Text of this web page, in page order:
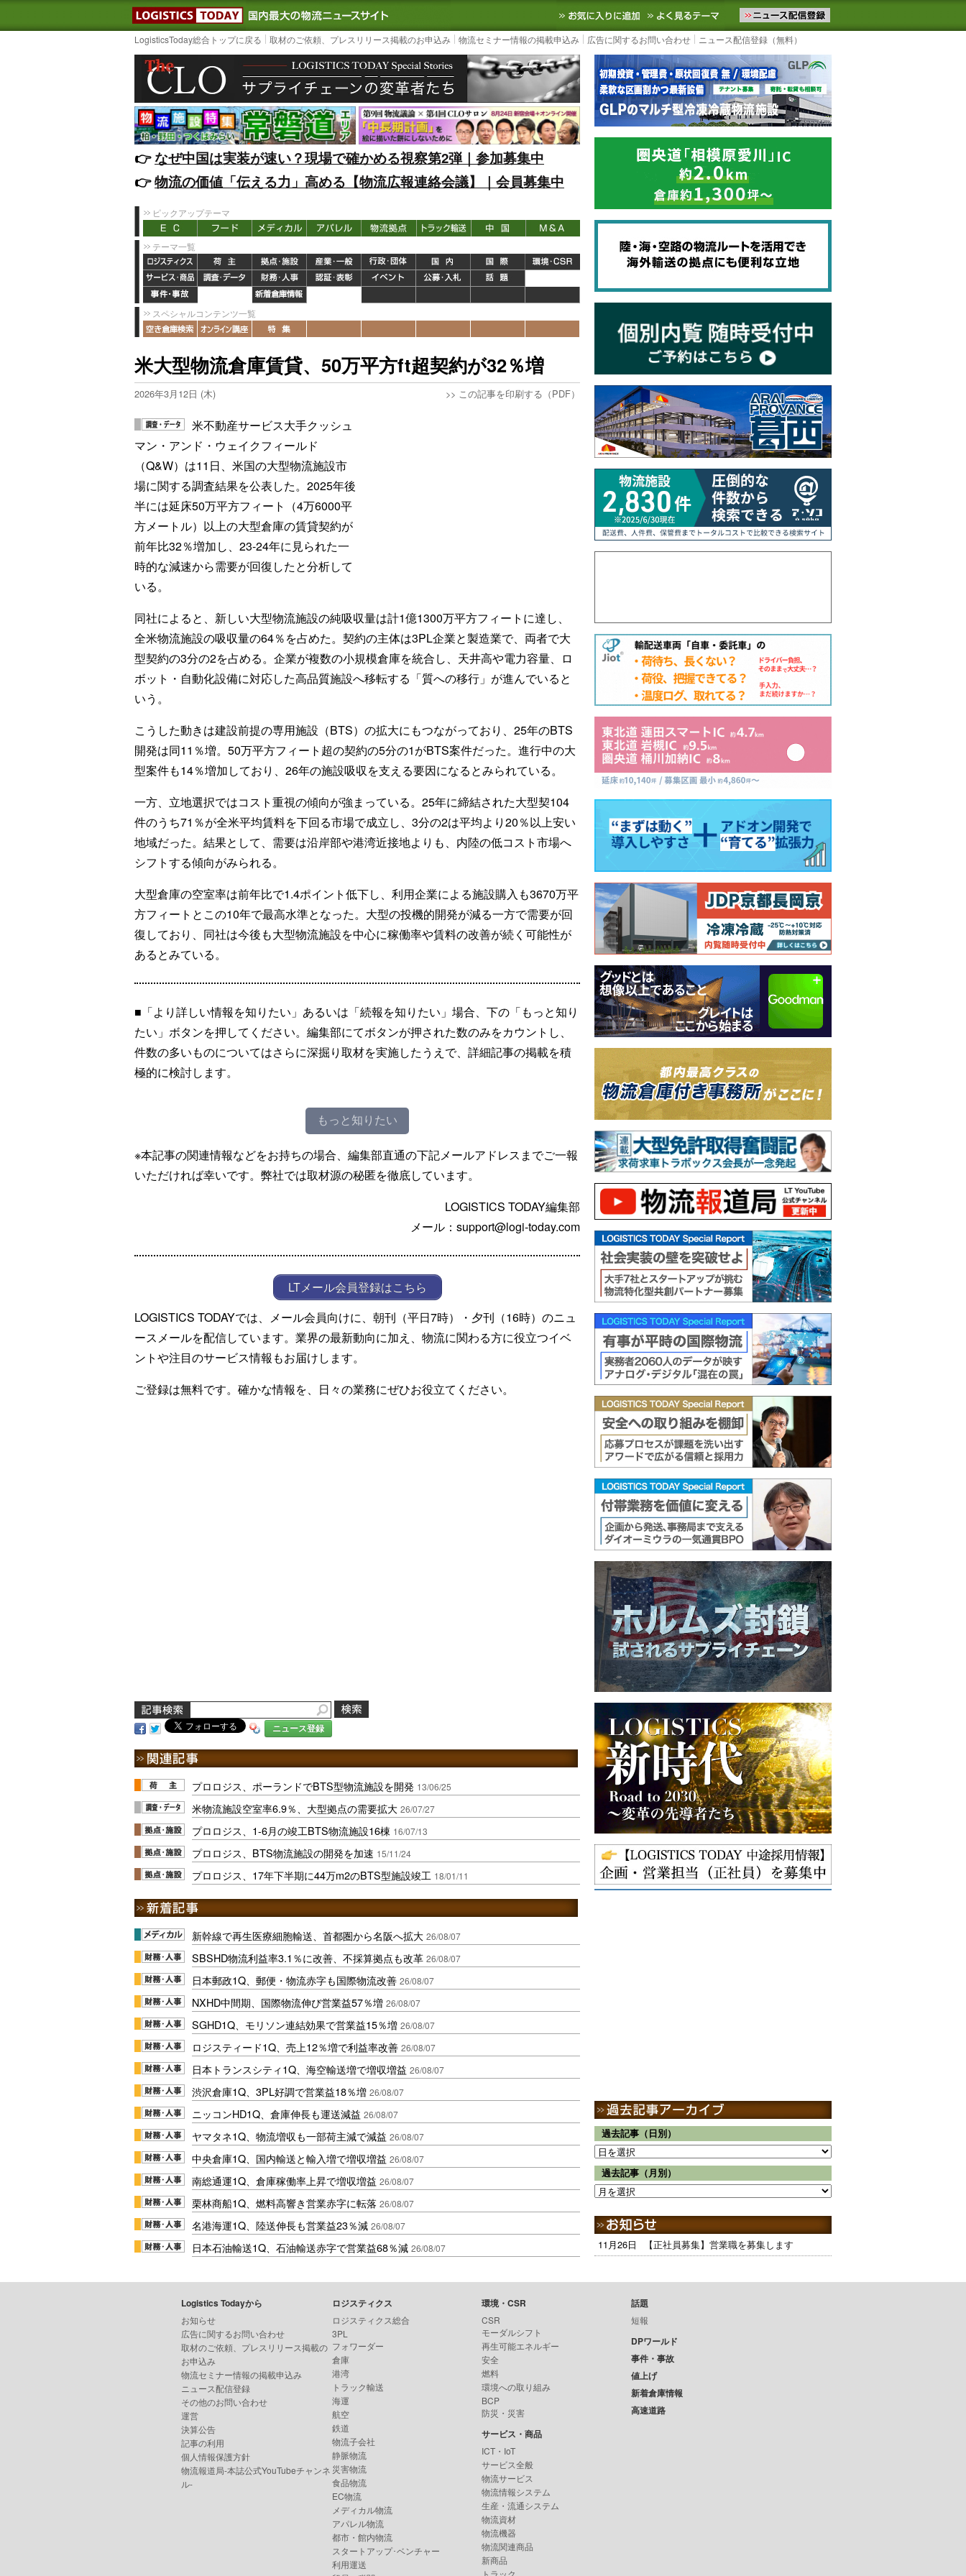
LOGISTICS TODAY｜国内最大の物流ニュースサイト3PL, SCMなど国内外の最新の物流ニュースをお届けします。物流ニュースメール配信を登録す
お気に入りに追加 よく見るテーマ
LogisticsToday総合トップに戻る 取材のご依頼、プレスリリース掲載のお申込み 物流セミナー情報の掲載申込み 広告に関するお問い合わせ ニュース配信登録（無料）
👉️なぜ中国は実装が速い？現場で確かめる視察第2弾｜参加募集中
👉️物流の価値「伝える力」高める【物流広報連絡会議】｜会員募集中
ピックアップテーマ
テーマ一覧
スペシャルコンテンツ一覧
米大型物流倉庫賃貸、50万平方ft超契約が32％増
2026年3月12日 (木) >> この記事を印刷する（PDF）
米不動産サービス大手クッシュ
マン・アンド・ウェイクフィールド
（Q&W）は11日、米国の大型物流施設市
場に関する調査結果を公表した。2025年後
半には延床50万平方フィート（4万6000平
方メートル）以上の大型倉庫の賃貸契約が
前年比32％増加し、23-24年に見られた一
時的な減速から需要が回復したと分析して
いる。
同社によると、新しい大型物流施設の純吸収量は計1億1300万平方フィートに達し、
全米物流施設の吸収量の64％を占めた。契約の主体は3PL企業と製造業で、両者で大
型契約の3分の2を占める。企業が複数の小規模倉庫を統合し、天井高や電力容量、ロ
ボット・自動化設備に対応した高品質施設へ移転する「質への移行」が進んでいると
いう。
こうした動きは建設前提の専用施設（BTS）の拡大にもつながっており、25年のBTS
開発は同11％増。50万平方フィート超の契約の5分の1がBTS案件だった。進行中の大
型案件も14％増加しており、26年の施設吸収を支える要因になるとみられている。
一方、立地選択ではコスト重視の傾向が強まっている。25年に締結された大型契104
件のうち71％が全米平均賃料を下回る市場で成立し、3分の2は平均より20％以上安い
地域だった。結果として、需要は沿岸部や港湾近接地よりも、内陸の低コスト市場へ
シフトする傾向がみられる。
大型倉庫の空室率は前年比で1.4ポイント低下し、利用企業による施設購入も3670万平
方フィートとこの10年で最高水準となった。大型の投機的開発が減る一方で需要が回
復しており、同社は今後も大型物流施設を中心に稼働率や賃料の改善が続く可能性が
あるとみている。
■「より詳しい情報を知りたい」あるいは「続報を知りたい」場合、下の「もっと知り
たい」ボタンを押してください。編集部にてボタンが押された数のみをカウントし、
件数の多いものについてはさらに深掘り取材を実施したうえで、詳細記事の掲載を積
極的に検討します。
もっと知りたい
※本記事の関連情報などをお持ちの場合、編集部直通の下記メールアドレスまでご一報
いただければ幸いです。弊社では取材源の秘匿を徹底しています。
LOGISTICS TODAY編集部
メール：support@logi-today.com
LTメール会員登録はこちら
LOGISTICS TODAYでは、メール会員向けに、朝刊（平日7時）・夕刊（16時）のニュ
ースメールを配信しています。業界の最新動向に加え、物流に関わる方に役立つイベ
ントや注目のサービス情報もお届けします。
ご登録は無料です。確かな情報を、日々の業務にぜひお役立てください。
ニュース登録
プロロジス、ポーランドでBTS型物流施設を開発 13/06/25
米物流施設空室率6.9％、大型拠点の需要拡大 26/07/27
プロロジス、1-6月の竣工BTS物流施設16棟 16/07/13
プロロジス、BTS物流施設の開発を加速 15/11/24
プロロジス、17年下半期に44万m2のBTS型施設竣工 18/01/11
新幹線で再生医療細胞輸送、首都圏から名阪へ拡大 26/08/07
SBSHD物流利益率3.1％に改善、不採算拠点も改革 26/08/07
日本郵政1Q、郵便・物流赤字も国際物流改善 26/08/07
NXHD中間期、国際物流伸び営業益57％増 26/08/07
SGHD1Q、モリソン連結効果で営業益15％増 26/08/07
ロジスティード1Q、売上12％増で利益率改善 26/08/07
日本トランスシティ1Q、海空輸送増で増収増益 26/08/07
渋沢倉庫1Q、3PL好調で営業益18％増 26/08/07
ニッコンHD1Q、倉庫伸長も運送減益 26/08/07
ヤマタネ1Q、物流増収も一部荷主減で減益 26/08/07
中央倉庫1Q、国内輸送と輸入増で増収増益 26/08/07
南総通運1Q、倉庫稼働率上昇で増収増益 26/08/07
栗林商船1Q、燃料高響き営業赤字に転落 26/08/07
名港海運1Q、陸送伸長も営業益23％減 26/08/07
日本石油輸送1Q、石油輸送赤字で営業益68％減 26/08/07
過去記事（日別）
過去記事（月別）
11月26日 【正社員募集】営業職を募集します
Logistics Todayから
お知らせ
広告に関するお問い合わせ
取材のご依頼、プレスリリース掲載の
お申込み
物流セミナー情報の掲載申込み
ニュース配信登録
その他のお問い合わせ
運営
決算公告
記事の利用
個人情報保護方針
物流報道局-本誌公式YouTubeチャンネ
ル-
ロジスティクス
ロジスティクス総合
3PL
フォワーダー
倉庫
港湾
トラック輸送
海運
航空
鉄道
物流子会社
静脈物流
災害物流
食品物流
EC物流
メディカル物流
アパレル物流
都市・館内物流
スタートアップ･ベンチャー
利用運送
環境・CSR
CSR
モーダルシフト
再生可能エネルギー
安全
燃料
環境への取り組み
BCP
防災・災害
サービス・商品
ICT・IoT
サービス全般
物流サービス
物流情報システム
生産・流通システム
物流資材
物流機器
物流関連商品
新商品
トラック
話題
短報
DPワールド
事件・事故
値上げ
新着倉庫情報
高速道路